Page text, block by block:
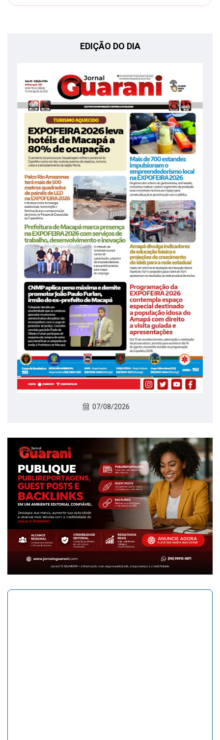
EDIÇÃO DO DIA
07/08/2026